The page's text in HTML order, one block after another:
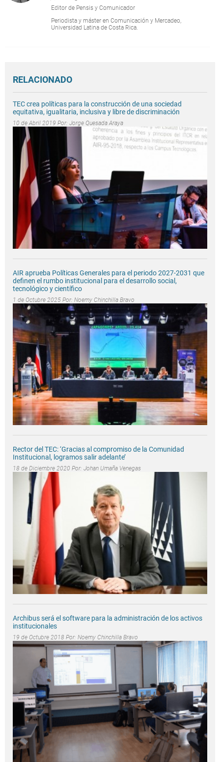
Editor de Pensis y Comunicador
Periodista y máster en Comunicación y Mercadeo,
Universidad Latina de Costa Rica.
RELACIONADO
TEC crea políticas para la construcción de una sociedad
equitativa, igualitaria, inclusiva y libre de discriminación
10 de Abril 2019 Por: Jorge Quesada Araya
AIR aprueba Políticas Generales para el periodo 2027-2031 que
definen el rumbo institucional para el desarrollo social,
tecnológico y científico
1 de Octubre 2025 Por: Noemy Chinchilla Bravo
Rector del TEC: ‘Gracias al compromiso de la Comunidad
Institucional, logramos salir adelante’
18 de Diciembre 2020 Por: Johan Umaña Venegas
Archibus será el software para la administración de los activos
institucionales
19 de Octubre 2018 Por: Noemy Chinchilla Bravo